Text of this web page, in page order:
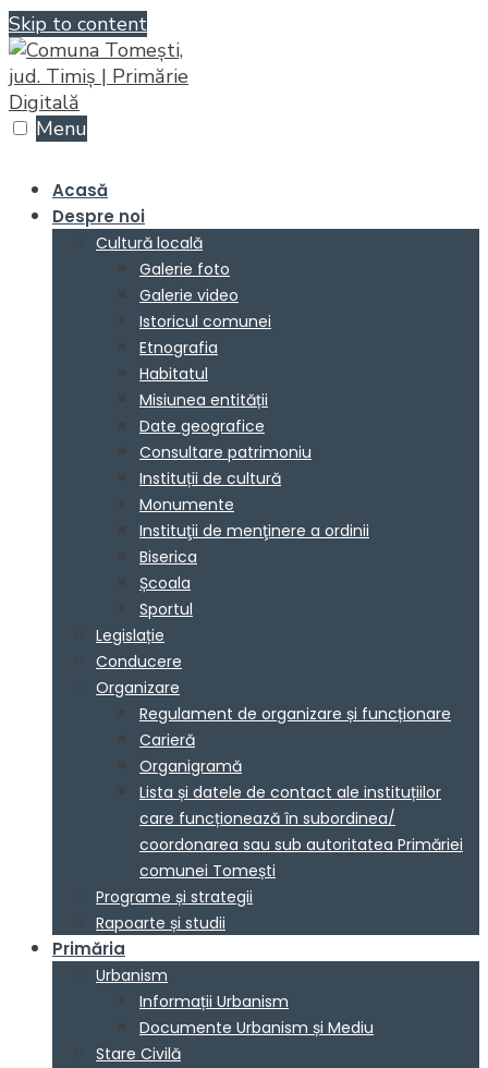
Skip to content
Menu
Acasă
Despre noi
Cultură locală
Galerie foto
Galerie video
Istoricul comunei
Etnografia
Habitatul
Misiunea entității
Date geografice
Consultare patrimoniu
Instituții de cultură
Monumente
Instituţii de menţinere a ordinii
Biserica
Școala
Sportul
Legislație
Conducere
Organizare
Regulament de organizare și funcționare
Carieră
Organigramă
Lista și datele de contact ale instituțiilor
care funcționează în subordinea/
coordonarea sau sub autoritatea Primăriei
comunei Tomești
Programe și strategii
Rapoarte și studii
Primăria
Urbanism
Informații Urbanism
Documente Urbanism și Mediu
Stare Civilă